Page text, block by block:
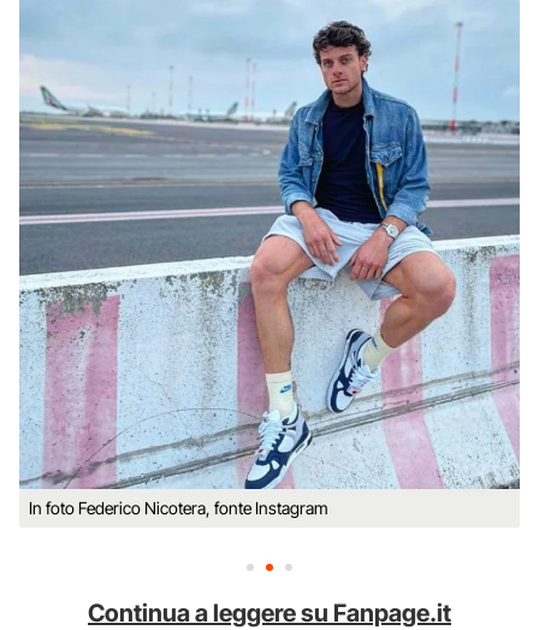
In foto Federico Nicotera, fonte Instagram
Continua a leggere su Fanpage.it